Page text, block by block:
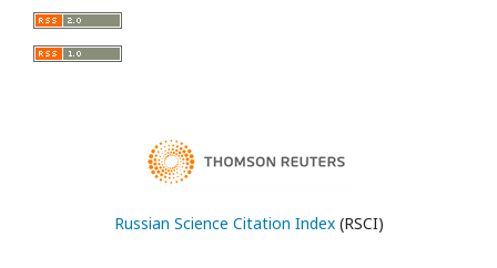
Russian Science Citation Index(RSCI)